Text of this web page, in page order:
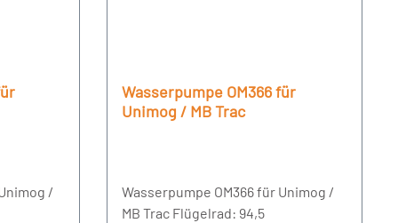
/
Wasserpumpe OM366 für
Unimog / MB Trac
Wasserpumpe OM366 für Unimog /
MB Trac Flügelrad: 94,5